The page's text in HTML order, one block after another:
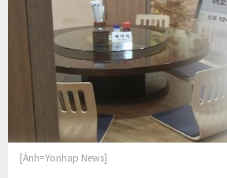
[Ảnh=Yonhap News]